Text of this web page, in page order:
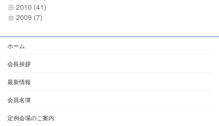
2010 (41)
2009 (7)
ホーム
会長挨拶
最新情報
会員名簿
定例会場のご案内